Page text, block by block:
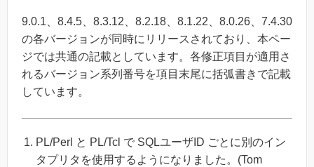
9.0.1、8.4.5、8.3.12、8.2.18、8.1.22、8.0.26、7.4.30
の各バージョンが同時にリリースされており、本ペー
ジでは共通の記載としています。各修正項目が適用さ
れるバージョン系列番号を項目末尾に括弧書きで記載
しています。
PL/Perl と PL/Tcl で SQLユーザID ごとに別のイン
タプリタを使用するようになりました。(Tom